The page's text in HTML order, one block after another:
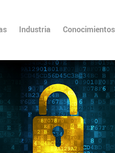
Industria Conocimientos